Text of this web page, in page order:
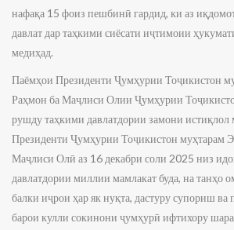
нафақа 15 фоиз пешбинӣ гардид, ки аз
давлат дар таҳкими сиёсати иҷтимоии
медиҳад.
Паёмҳои Президенти Ҷумҳурии Тоҷикистон
Раҳмон ба Маҷлиси Олии Ҷумҳурии
рушду таҳкими давлатдории замони истиқлол
Президенти Ҷумҳурии Тоҷикистон муҳтарам
Маҷлиси Олӣ аз 16 декабри соли 2025 низ
давлатдории миллии мамлакат буда, на танҳо
балки иҷрои ҳар як нуқта, дастуру супориш
барои кулли сокинони ҷумҳурӣ ифтихору